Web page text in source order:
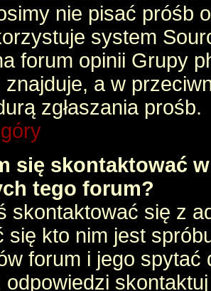
nie pisać próśb
system
forum opinii Grupy
znajduje, a w
zgłaszania prośb.
się skontaktować
tego forum?
skontaktować się z
się kto nim jest
forum i jego